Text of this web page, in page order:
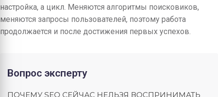
настройка, а цикл. Меняются алгоритмы поисковиков,
меняются запросы пользователей, поэтому работа
продолжается и после достижения первых успехов.
Вопрос эксперту
ПОЧЕМУ SEO СЕЙЧАС НЕЛЬЗЯ ВОСПРИНИМАТЬ